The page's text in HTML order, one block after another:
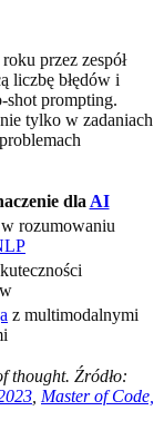
przez zespół
liczbę błędów i
shot prompting.
tylko w zadaniach
dla AI
w rozumowaniu
z multimodalnymi
thought. Źródło:
Master of Code,